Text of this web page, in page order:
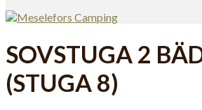
SOVSTUGA 2
(STUGA 8)